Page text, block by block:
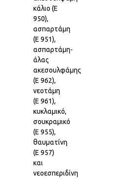
κάλιο (Ε
950),
ασπαρτάμη
(Ε 951),
ασπαρτάμη-
άλας
ακεσουλφάμης
(Ε 962),
νεοτάμη
(Ε 961),
κυκλαμικό,
σουκραμικό
(Ε 955),
θαυματίνη
(Ε 957)
και
νεοεσπεριδίνη